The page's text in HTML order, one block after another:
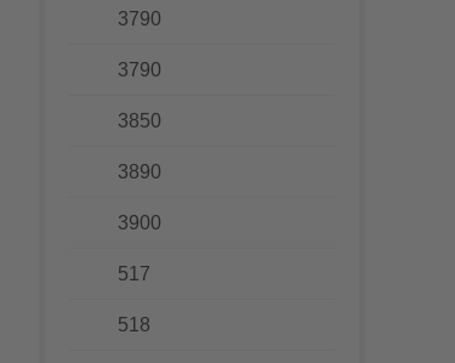
3790
3790
3850
3890
3900
517
518